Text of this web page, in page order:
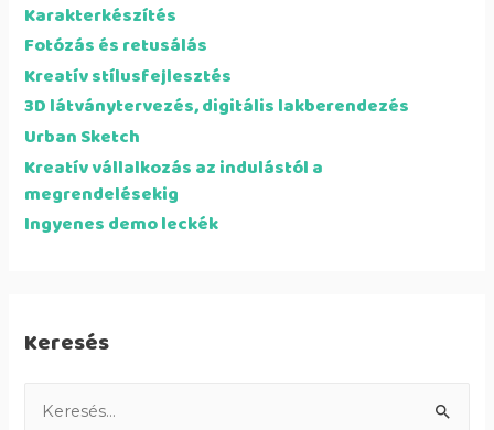
Karakterkészítés
Fotózás és retusálás
Kreatív stílusfejlesztés
3D látványtervezés, digitális lakberendezés
Urban Sketch
Kreatív vállalkozás az indulástól a
megrendelésekig
Ingyenes demo leckék
Keresés